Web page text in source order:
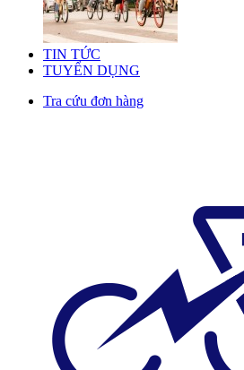
TIN TỨC
TUYỂN DỤNG
Tra cứu đơn hàng